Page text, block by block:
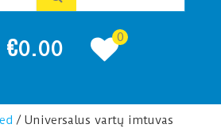
€0.00 0
/ Universalus vartų imtuvas